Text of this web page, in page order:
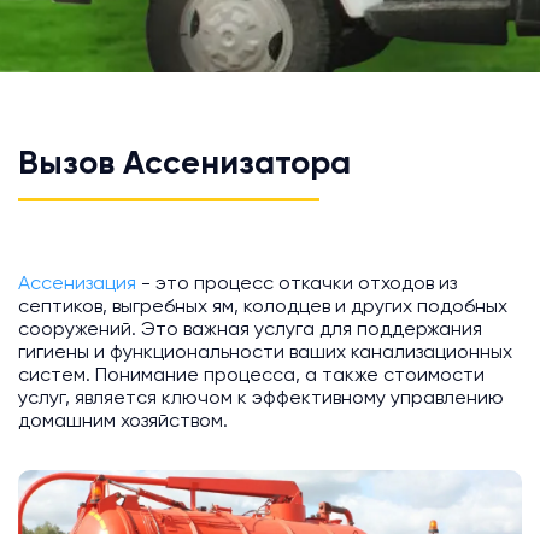
Вызов Ассенизатора
Ассенизация - это процесс откачки отходов из
септиков, выгребных ям, колодцев и других подобных
сооружений. Это важная услуга для поддержания
гигиены и функциональности ваших канализационных
систем. Понимание процесса, а также стоимости
услуг, является ключом к эффективному управлению
домашним хозяйством.